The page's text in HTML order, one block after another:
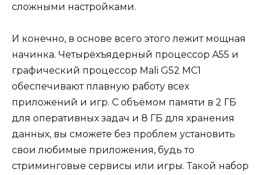
сложными настройками.
И конечно, в основе всего этого лежит мощная
начинка. Четырёхъядерный процессор A55 и
графический процессор Mali G52 МС1
обеспечивают плавную работу всех
приложений и игр. С объёмом памяти в 2 ГБ
для оперативных задач и 8 ГБ для хранения
данных, вы сможете без проблем установить
свои любимые приложения, будь то
стриминговые сервисы или игры. Такой набор